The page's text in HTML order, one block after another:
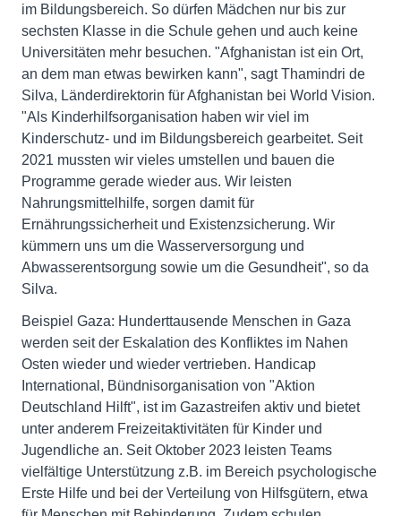
im Bildungsbereich. So dürfen Mädchen nur bis zur
sechsten Klasse in die Schule gehen und auch keine
Universitäten mehr besuchen. "Afghanistan ist ein Ort,
an dem man etwas bewirken kann", sagt Thamindri de
Silva, Länderdirektorin für Afghanistan bei World Vision.
"Als Kinderhilfsorganisation haben wir viel im
Kinderschutz- und im Bildungsbereich gearbeitet. Seit
2021 mussten wir vieles umstellen und bauen die
Programme gerade wieder aus. Wir leisten
Nahrungsmittelhilfe, sorgen damit für
Ernährungssicherheit und Existenzsicherung. Wir
kümmern uns um die Wasserversorgung und
Abwasserentsorgung sowie um die Gesundheit", so da
Silva.
Beispiel Gaza: Hunderttausende Menschen in Gaza
werden seit der Eskalation des Konfliktes im Nahen
Osten wieder und wieder vertrieben. Handicap
International, Bündnisorganisation von "Aktion
Deutschland Hilft", ist im Gazastreifen aktiv und bietet
unter anderem Freizeitaktivitäten für Kinder und
Jugendliche an. Seit Oktober 2023 leisten Teams
vielfältige Unterstützung z.B. im Bereich psychologische
Erste Hilfe und bei der Verteilung von Hilfsgütern, etwa